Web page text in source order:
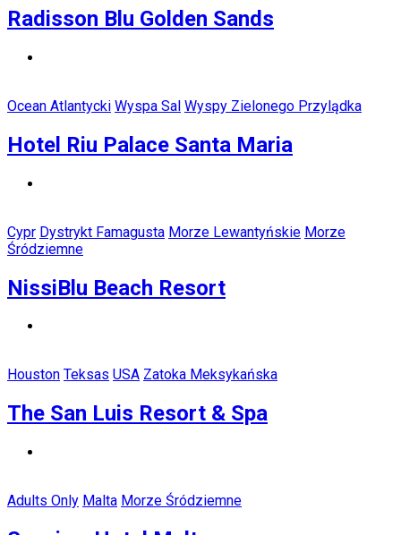
Radisson Blu Golden Sands
Ocean Atlantycki Wyspa Sal Wyspy Zielonego Przylądka
Hotel Riu Palace Santa Maria
Cypr Dystrykt Famagusta Morze Lewantyńskie Morze
Śródziemne
NissiBlu Beach Resort
Houston Teksas USA Zatoka Meksykańska
The San Luis Resort & Spa
Adults Only Malta Morze Śródziemne